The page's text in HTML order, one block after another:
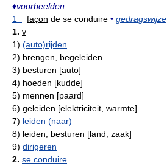
♦voorbeelden:
1
façon de se conduire • gedragswijze
1. v
1) (auto)rijden
2) brengen, begeleiden
3) besturen [auto]
4) hoeden [kudde]
5) mennen [paard]
6) geleiden [elektriciteit, warmte]
7) leiden (naar)
8) leiden, besturen [land, zaak]
9) dirigeren
2. se conduire